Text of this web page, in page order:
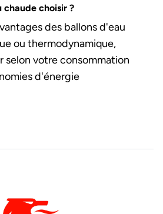
chaude choisir ?
des ballons d'eau
ou thermodynamique,
selon votre consommation
d'énergie